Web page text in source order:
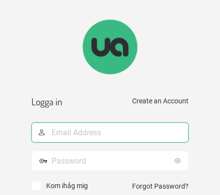
Logga in Create an Account
E-
postadress
Kom ihåg mig Forgot Password?